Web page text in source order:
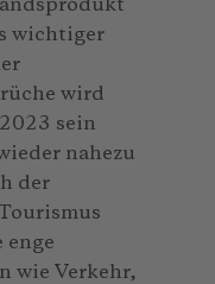
wichtiger
wird
sein
nahezu
der
enge
wie Verkehr,